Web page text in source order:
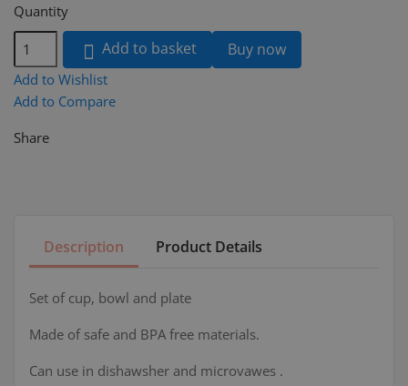
Quantity
 Add to basket Buy now
Add to Wishlist
Add to Compare
Share
Description Product Details
Set of cup, bowl and plate
Made of safe and BPA free materials.
Can use in dishawsher and microvawes .